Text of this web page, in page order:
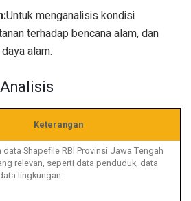
Untuk menganalisis kondisi
terhadap bencana alam, dan
alam.
Keterangan
Shapefile RBI Provinsi Jawa Tengah
relevan, seperti data penduduk, data
lingkungan.